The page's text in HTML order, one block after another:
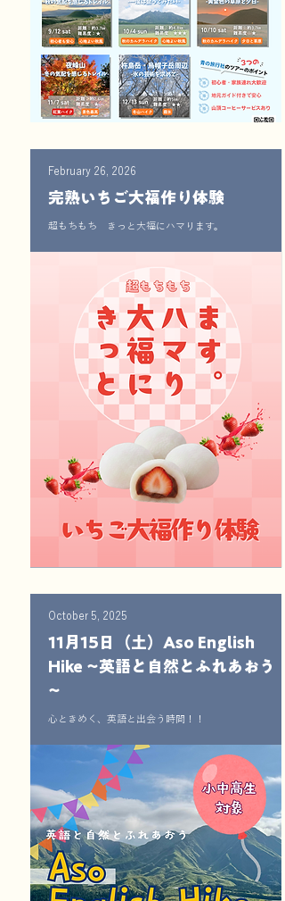
February 26, 2026
完熟いちご大福作り体験
超もちもち きっと大福にハマります。
October 5, 2025
11月15日（土）Aso English
Hike ~英語と自然とふれあおう
~
心ときめく、英語と出会う時間！！